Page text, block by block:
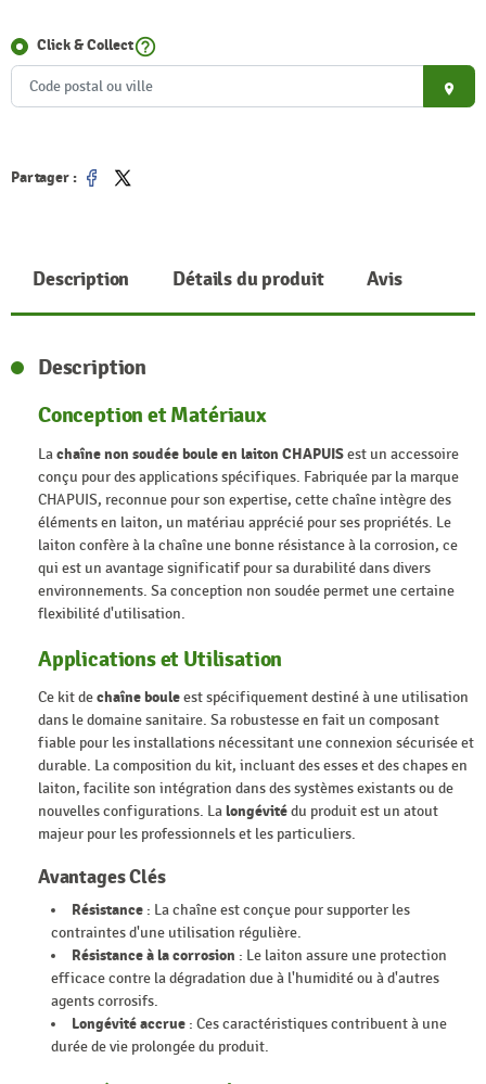
Click & Collecthelp_outline
place
Partager :
Partager
Tweet
Description Détails du produit Avis
Description
Conception et Matériaux
Lachaîne non soudée boule en laiton CHAPUISest un accessoire
conçu pour des applications spécifiques. Fabriquée par la marque
CHAPUIS, reconnue pour son expertise, cette chaîne intègre des
éléments en laiton, un matériau apprécié pour ses propriétés. Le
laiton confère à la chaîne une bonne résistance à la corrosion, ce
qui est un avantage significatif pour sa durabilité dans divers
environnements. Sa conception non soudée permet une certaine
flexibilité d'utilisation.
Applications et Utilisation
Ce kit dechaîne bouleest spécifiquement destiné à une utilisation
dans le domaine sanitaire. Sa robustesse en fait un composant
fiable pour les installations nécessitant une connexion sécurisée et
durable. La composition du kit, incluant des esses et des chapes en
laiton, facilite son intégration dans des systèmes existants ou de
nouvelles configurations. Lalongévitédu produit est un atout
majeur pour les professionnels et les particuliers.
Avantages Clés
Résistance : La chaîne est conçue pour supporter les
contraintes d'une utilisation régulière.
Résistance à la corrosion : Le laiton assure une protection
efficace contre la dégradation due à l'humidité ou à d'autres
agents corrosifs.
Longévité accrue : Ces caractéristiques contribuent à une
durée de vie prolongée du produit.